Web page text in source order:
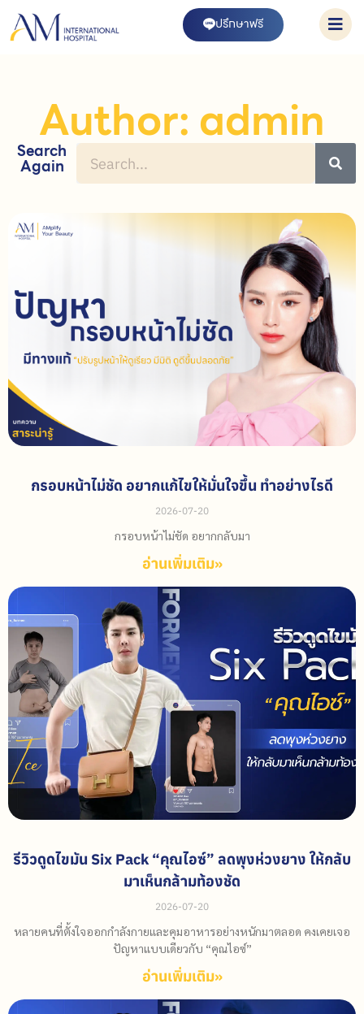
ปรึกษาฟรี
Author: admin
Search
Again
กรอบหน้าไม่ชัด อยากแก้ไขให้มั่นใจขึ้น ทำอย่างไรดี
2026-07-20
กรอบหน้าไม่ชัด อยากกลับมา
อ่านเพิ่มเติม»
รีวิวดูดไขมัน Six Pack “คุณไอซ์” ลดพุงห่วงยาง ให้กลับ
มาเห็นกล้ามท้องชัด
2026-07-20
หลายคนที่ตั้งใจออกกำลังกายและคุมอาหารอย่างหนักมาตลอด คงเคยเจอ
ปัญหาแบบเดียวกับ “คุณไอซ์”
อ่านเพิ่มเติม»